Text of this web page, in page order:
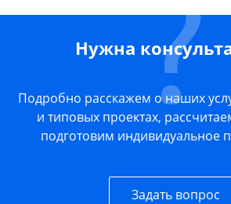
Нужна
Подробно расскажем о наших
и типовых проектах,
подготовим индивидуальное
Задать вопрос